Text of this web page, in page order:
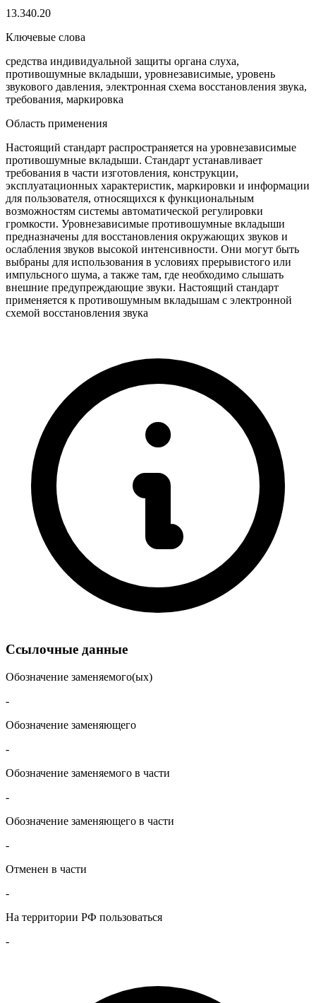
13.340.20
Ключевые слова
средства индивидуальной защиты органа слуха,
противошумные вкладыши, уровнезависимые, уровень
звукового давления, электронная схема восстановления звука,
требования, маркировка
Область применения
Настоящий стандарт распространяется на уровнезависимые
противошумные вкладыши. Стандарт устанавливает
требования в части изготовления, конструкции,
эксплуатационных характеристик, маркировки и информации
для пользователя, относящихся к функциональным
возможностям системы автоматической регулировки
громкости. Уровнезависимые противошумные вкладыши
предназначены для восстановления окружающих звуков и
ослабления звуков высокой интенсивности. Они могут быть
выбраны для использования в условиях прерывистого или
импульсного шума, а также там, где необходимо слышать
внешние предупреждающие звуки. Настоящий стандарт
применяется к противошумным вкладышам с электронной
схемой восстановления звука
Ссылочные данные
Обозначение заменяемого(ых)
-
Обозначение заменяющего
-
Обозначение заменяемого в части
-
Обозначение заменяющего в части
-
Отменен в части
-
На территории РФ пользоваться
-